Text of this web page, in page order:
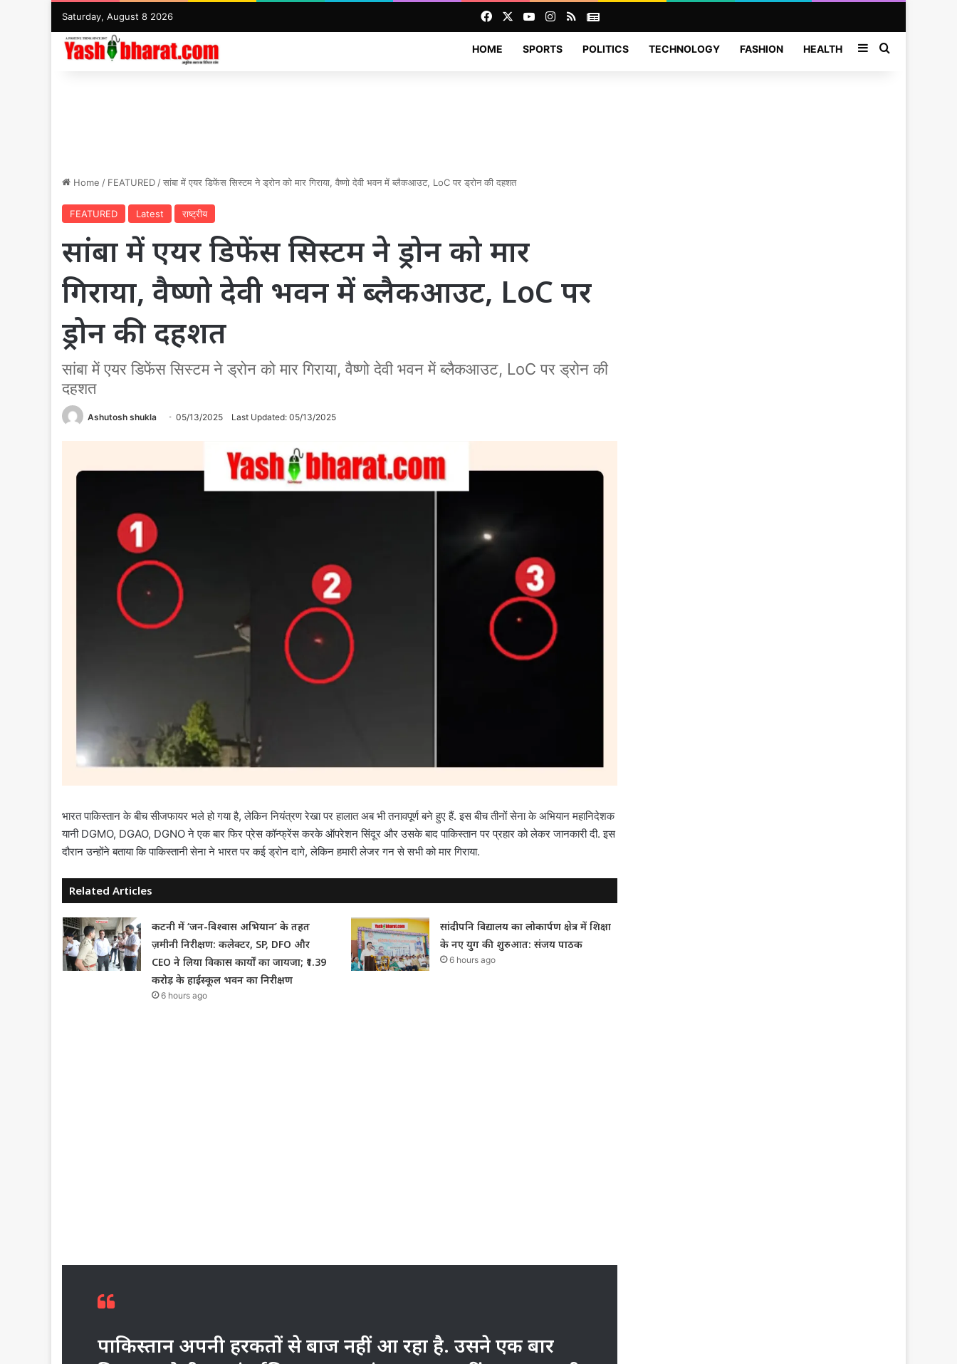
Saturday, August 8 2026 FacebookYouTubeInstagram
RSSNews
HOME SPORTS POLITICS TECHNOLOGY FASHION HEALTH SidebarSearch for
Home / FEATURED /सांबा में एयर डिफेंस सिस्टम ने ड्रोन को मार गिराया, वैष्णो देवी भवन में ब्लैकआउट, LoC पर ड्रोन की दहशत
FEATURED Latest राष्ट्रीय
सांबा में एयर डिफेंस सिस्टम ने ड्रोन को मार
गिराया, वैष्णो देवी भवन में ब्लैकआउट, LoC पर
ड्रोन की दहशत
सांबा में एयर डिफेंस सिस्टम ने ड्रोन को मार गिराया, वैष्णो देवी भवन में ब्लैकआउट, LoC पर ड्रोन की
दहशत
Ashutosh shukla 05/13/2025 Last Updated: 05/13/2025
भारत पाकिस्तान के बीच सीजफायर भले हो गया है, लेकिन नियंत्रण रेखा पर हालात अब भी तनावपूर्ण बने हुए हैं. इस बीच तीनों सेना के अभियान महानिदेशक
यानी DGMO, DGAO, DGNO ने एक बार फिर प्रेस कॉन्फ्रेंस करके ऑपरेशन सिंदूर और उसके बाद पाकिस्तान पर प्रहार को लेकर जानकारी दी. इस
दौरान उन्होंने बताया कि पाकिस्तानी सेना ने भारत पर कई ड्रोन दागे, लेकिन हमारी लेजर गन से सभी को मार गिराया.
Related Articles
कटनी में ‘जन-विश्वास अभियान’ के तहत
ज़मीनी निरीक्षण: कलेक्टर, SP, DFO और
CEO ने लिया विकास कार्यों का जायजा; ₹1.39
करोड़ के हाईस्कूल भवन का निरीक्षण
6 hours ago
सांदीपनि विद्यालय का लोकार्पण क्षेत्र में शिक्षा
के नए युग की शुरुआत: संजय पाठक
6 hours ago
पाकिस्तान अपनी हरकतों से बाज नहीं आ रहा है. उसने एक बार